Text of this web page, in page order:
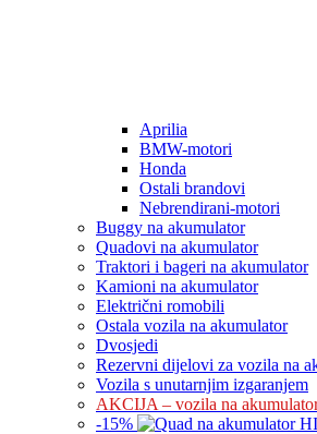
Aprilia
BMW-motori
Honda
Ostali brandovi
Nebrendirani-motori
Buggy na akumulator
Quadovi na akumulator
Traktori i bageri na akumulator
Kamioni na akumulator
Električni romobili
Ostala vozila na akumulator
Dvosjedi
Rezervni dijelovi za vozila na
Vozila s unutarnjim izgaranjem
AKCIJA – vozila na
-15%